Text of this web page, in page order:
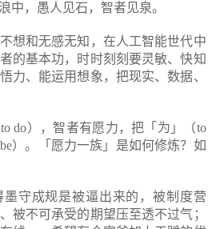
中，愚人见石，智者见泉。
想和无感无知，在人工智能世代中
的基本功，时时刻刻要灵敏、快知
力、能运用想象，把现实、数据、
do），智者有愿力，把「为」（to
）。「愿力一族」是如何修炼？如
守成规是被逼出来的，被制度营
被不可承受的期望压至透不过气；